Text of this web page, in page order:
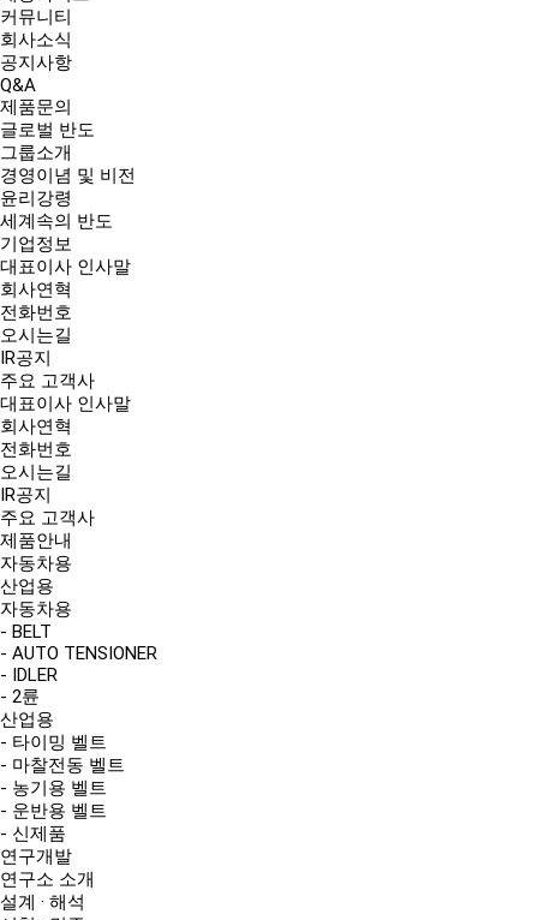
커뮤니티
회사소식
공지사항
Q&A
제품문의
글로벌 반도
그룹소개
경영이념 및 비전
윤리강령
세계속의 반도
기업정보
대표이사 인사말
회사연혁
전화번호
오시는길
IR공지
주요 고객사
대표이사 인사말
회사연혁
전화번호
오시는길
IR공지
주요 고객사
제품안내
자동차용
산업용
자동차용
- BELT
- AUTO TENSIONER
- IDLER
- 2륜
산업용
- 타이밍 벨트
- 마찰전동 벨트
- 농기용 벨트
- 운반용 벨트
- 신제품
연구개발
연구소 소개
설계 · 해석